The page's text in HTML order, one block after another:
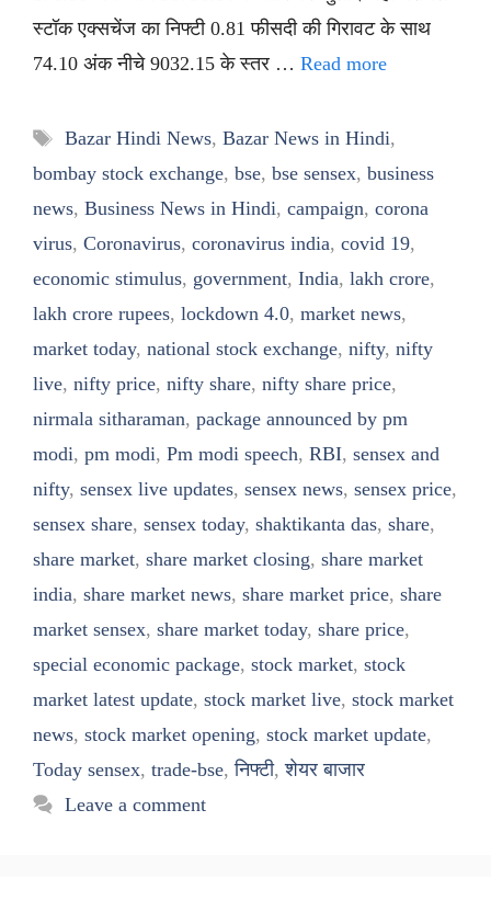
स्टॉक एक्सचेंज का निफ्टी 0.81 फीसदी की गिरावट के साथ
74.10 अंक नीचे 9032.15 के स्तर … Read more
Tags
Bazar Hindi News, Bazar News in Hindi,
bombay stock exchange, bse, bse sensex, business
news, Business News in Hindi, campaign, corona
virus, Coronavirus, coronavirus india, covid 19,
economic stimulus, government, India, lakh crore,
lakh crore rupees, lockdown 4.0, market news,
market today, national stock exchange, nifty, nifty
live, nifty price, nifty share, nifty share price,
nirmala sitharaman, package announced by pm
modi, pm modi, Pm modi speech, RBI, sensex and
nifty, sensex live updates, sensex news, sensex price,
sensex share, sensex today, shaktikanta das, share,
share market, share market closing, share market
india, share market news, share market price, share
market sensex, share market today, share price,
special economic package, stock market, stock
market latest update, stock market live, stock market
news, stock market opening, stock market update,
Today sensex, trade-bse,निफ्टी,शेयर बाजार
Leave a comment